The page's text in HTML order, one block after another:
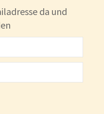
da und